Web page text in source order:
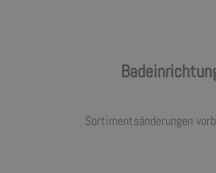
Sortimentsänderungen